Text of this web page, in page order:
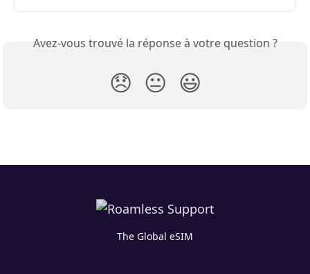
Avez-vous trouvé la réponse à votre question ?
😞 😐 😃
The Global eSIM